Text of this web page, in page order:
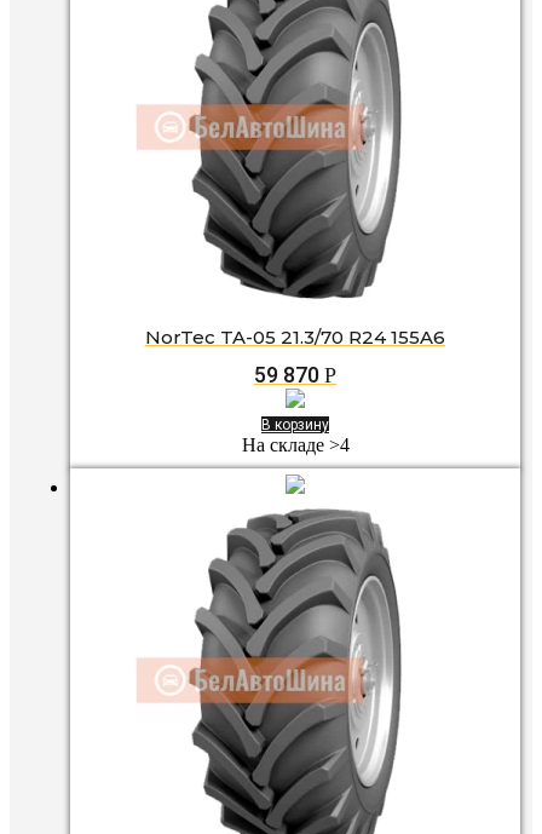
NorTec TA-05 21.3/70 R24 155A6
59 870 Р
В корзину
На складе >4